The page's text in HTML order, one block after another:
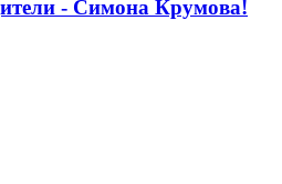
- Симона Крумова!